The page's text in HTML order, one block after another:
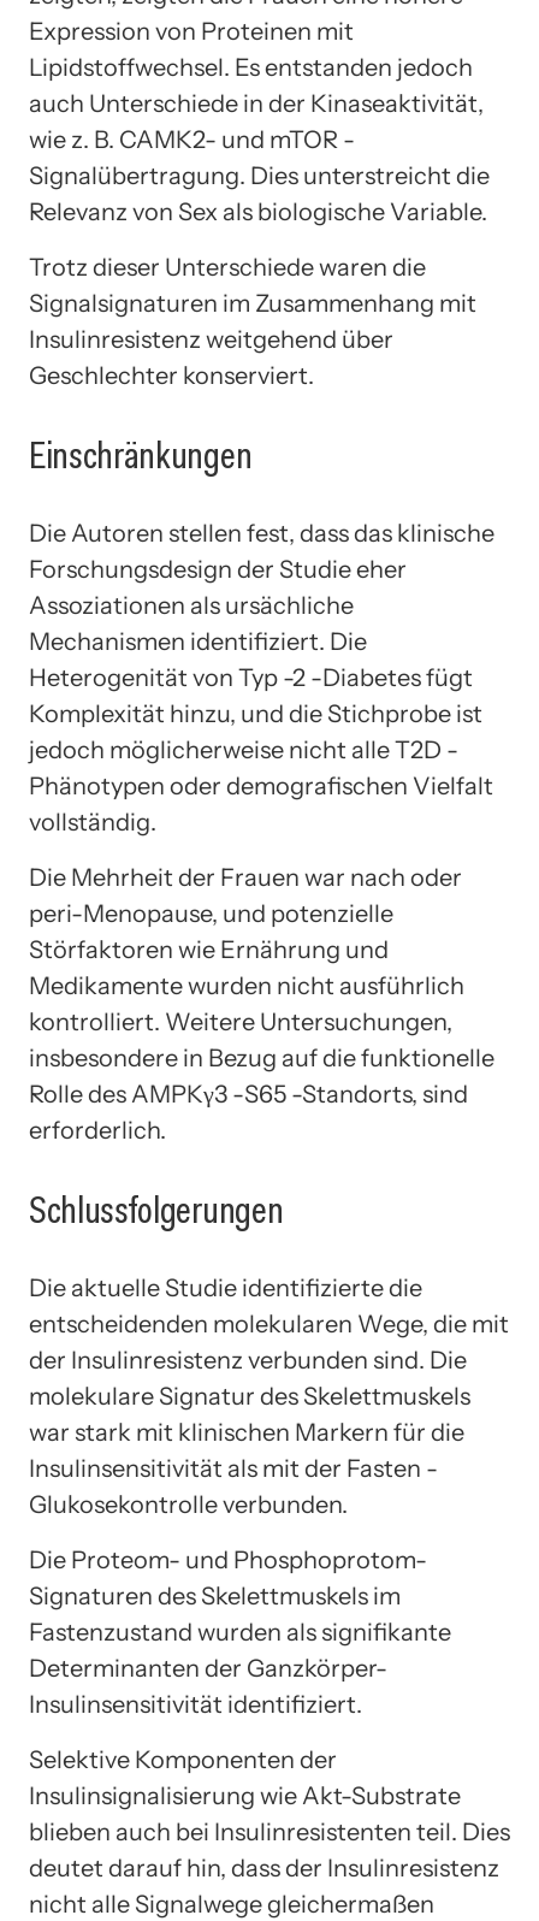
Expression von Proteinen mit
Lipidstoffwechsel. Es entstanden jedoch
auch Unterschiede in der Kinaseaktivität,
wie z. B. CAMK2- und mTOR -
Signalübertragung. Dies unterstreicht die
Relevanz von Sex als biologische Variable.
Trotz dieser Unterschiede waren die
Signalsignaturen im Zusammenhang mit
Insulinresistenz weitgehend über
Geschlechter konserviert.
Einschränkungen
Die Autoren stellen fest, dass das klinische
Forschungsdesign der Studie eher
Assoziationen als ursächliche
Mechanismen identifiziert. Die
Heterogenität von Typ -2 -Diabetes fügt
Komplexität hinzu, und die Stichprobe ist
jedoch möglicherweise nicht alle T2D -
Phänotypen oder demografischen Vielfalt
vollständig.
Die Mehrheit der Frauen war nach oder
peri-Menopause, und potenzielle
Störfaktoren wie Ernährung und
Medikamente wurden nicht ausführlich
kontrolliert. Weitere Untersuchungen,
insbesondere in Bezug auf die funktionelle
Rolle des AMPKγ3 -S65 -Standorts, sind
erforderlich.
Schlussfolgerungen
Die aktuelle Studie identifizierte die
entscheidenden molekularen Wege, die mit
der Insulinresistenz verbunden sind. Die
molekulare Signatur des Skelettmuskels
war stark mit klinischen Markern für die
Insulinsensitivität als mit der Fasten -
Glukosekontrolle verbunden.
Die Proteom- und Phosphoprotom-
Signaturen des Skelettmuskels im
Fastenzustand wurden als signifikante
Determinanten der Ganzkörper-
Insulinsensitivität identifiziert.
Selektive Komponenten der
Insulinsignalisierung wie Akt-Substrate
blieben auch bei Insulinresistenten teil. Dies
deutet darauf hin, dass der Insulinresistenz
nicht alle Signalwege gleichermaßen